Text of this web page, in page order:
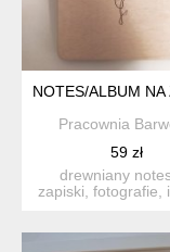
NOTES/ALBUM
Pracownia
59 zł
drewniany
zapiski, fotografie,